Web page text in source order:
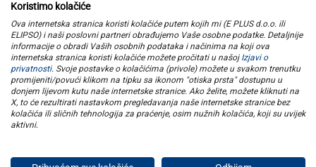
kategorije
elipso
informacije
pratite nas
Koristimo kolačiće
Ova internetska stranica koristi kolačiće putem kojih mi (E PLUS d.o.o. ili
ELIPSO) i naši poslovni partneri obrađujemo Vaše osobne podatke. Detaljnije
informacije o obradi Vaših osobnih podataka i načinima na koji ova
internetska stranica koristi kolačiće možete pročitati u našoj Izjavi o
privatnosti. Svoje postavke o kolačićima (privole) možete u svakom trenutku
promijeniti/povući klikom na tipku sa ikonom "otiska prsta" dostupnu u
donjem lijevom kutu naše internetske stranice. Ako želite, možete kliknuti na
X, to će rezultirati nastavkom pregledavanja naše internetske stranice bez
kolačića ili sličnih tehnologija za praćenje, osim nužnih kolačića, koji su uvijek
aktivni.